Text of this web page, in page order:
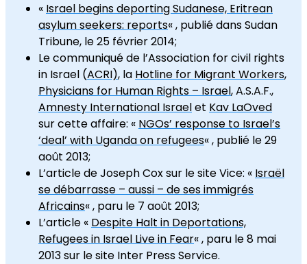
« Israel begins deporting Sudanese, Eritrean
asylum seekers: reports« , publié dans Sudan
Tribune, le 25 février 2014;
Le communiqué de l’Association for civil rights
in Israel (ACRI), la Hotline for Migrant Workers,
Physicians for Human Rights – Israel, A.S.A.F.,
Amnesty International Israelet Kav LaOved
sur cette affaire: « NGOs’ response to Israel’s
‘deal’ with Uganda on refugees« , publié le 29
août 2013;
L’article de Joseph Cox sur le site Vice: « Israël
se débarrasse – aussi – de ses immigrés
Africains« , paru le 7 août 2013;
L’article « Despite Halt in Deportations,
Refugees in Israel Live in Fear« , paru le 8 mai
2013 sur le site Inter Press Service.